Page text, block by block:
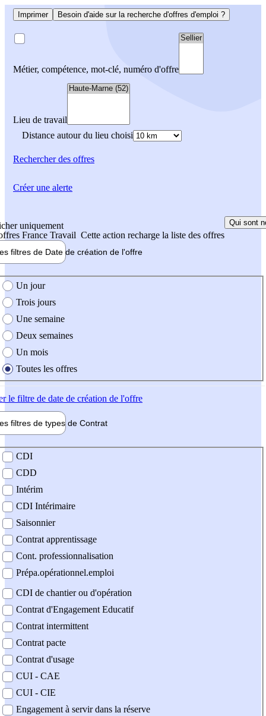
Imprimer Besoin d'aide sur la recherche d'offres d'emploi ?
Métier, compétence, mot-clé, numéro d'offre
Lieu de travail
Distance autour du lieu choisi
Rechercherdes offres
uniquement
France Travail Cette action recharge la liste des offres
Qui sont
filtres de Date de création de l'offre
création de l'offre
Un jour
Trois jours
Une semaine
Deux semaines
Un mois
Toutes les offres
le filtre de date de création de l'offre
filtres de types de Contrat
contrat
CDI
CDD
Intérim
CDI Intérimaire
Saisonnier
Contrat apprentissage
Cont. professionnalisation
Prépa.opérationnel.emploi
CDI de chantier ou d'opération
Contrat d'Engagement Educatif
Contrat intermittent
Contrat pacte
Contrat d'usage
CUI - CAE
CUI - CIE
Engagement à servir dans la réserve
Créer une alerte